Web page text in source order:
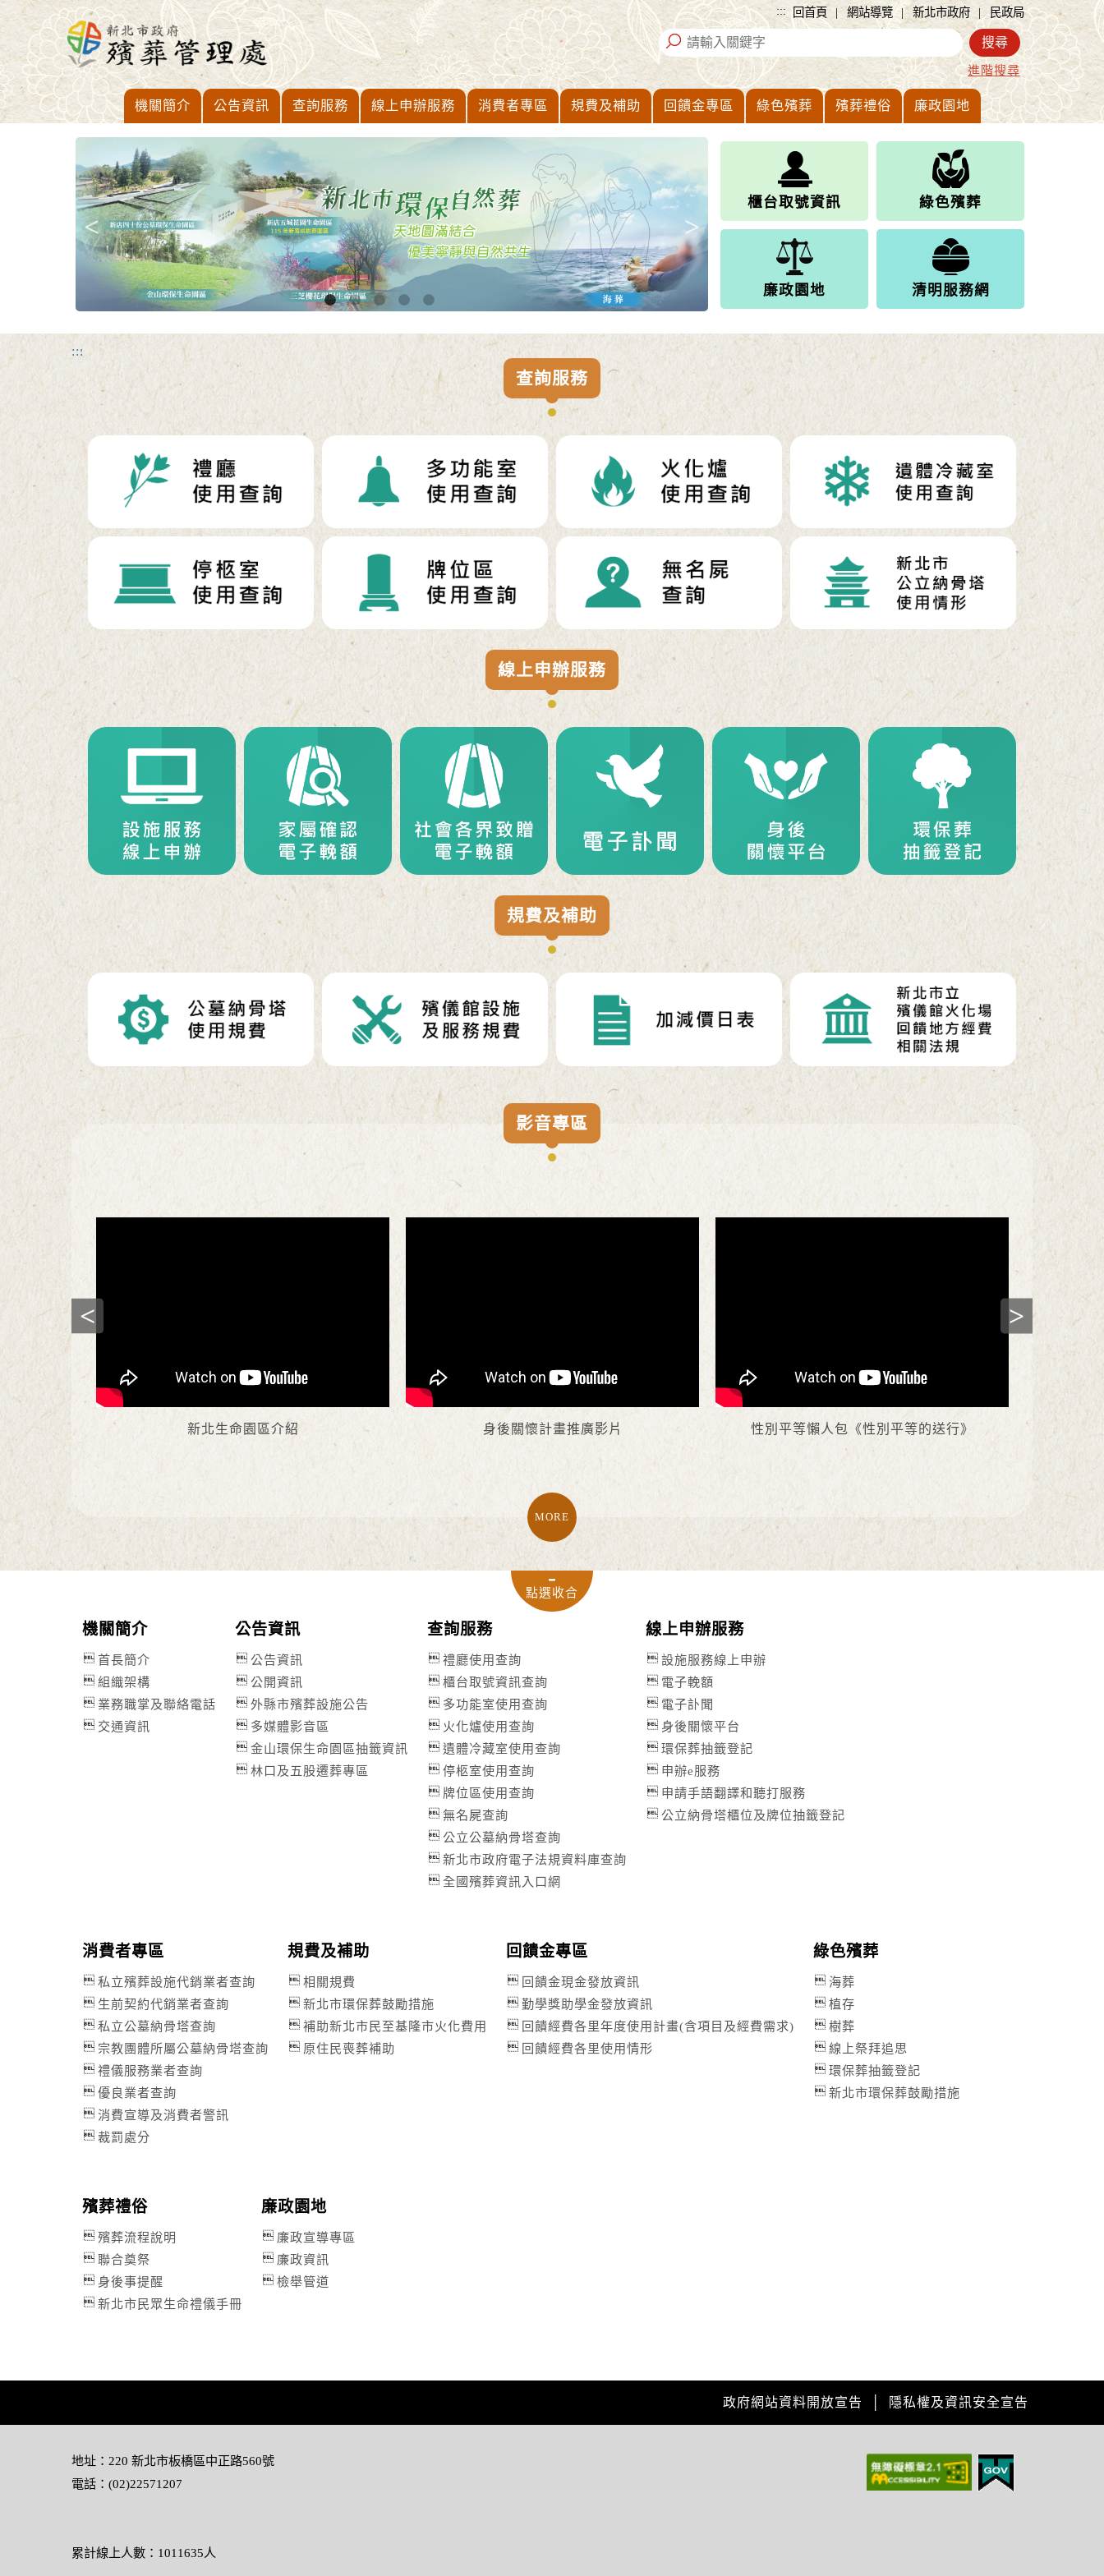
進入內容區塊 ::: 回首頁 | 網站導覽 | 新北市政府 | 民政局
進階搜尋
機關簡介 公告資訊 查詢服務 線上申辦服務 消費者專區 規費及補助 回饋金專區 綠色殯葬 殯葬禮俗 廉政園地
櫃台取號資訊 綠色殯葬
廉政園地 清明服務網
:::
查詢服務
線上申辦服務
規費及補助
影音專區
新北生命園區介紹 身後關懷計畫推廣影片 性別平等懶人包《性別平等的送行》 中天-
MORE
機關簡介
首長簡介
組織架構
業務職掌及聯絡電話
交通資訊
公告資訊
公告資訊
公開資訊
外縣市殯葬設施公告
多媒體影音區
金山環保生命園區抽籤資訊
林口及五股遷葬專區
查詢服務
禮廳使用查詢
櫃台取號資訊查詢
多功能室使用查詢
火化爐使用查詢
遺體冷藏室使用查詢
停柩室使用查詢
牌位區使用查詢
無名屍查詢
公立公墓納骨塔查詢
新北市政府電子法規資料庫查詢
全國殯葬資訊入口網
線上申辦服務
設施服務線上申辦
電子輓額
電子訃聞
身後關懷平台
環保葬抽籤登記
申辦e服務
申請手語翻譯和聽打服務
公立納骨塔櫃位及牌位抽籤登記
消費者專區
私立殯葬設施代銷業者查詢
生前契約代銷業者查詢
私立公墓納骨塔查詢
宗教團體所屬公墓納骨塔查詢
禮儀服務業者查詢
優良業者查詢
消費宣導及消費者警訊
裁罰處分
規費及補助
相關規費
新北市環保葬鼓勵措施
補助新北市民至基隆市火化費用
原住民喪葬補助
回饋金專區
回饋金現金發放資訊
勤學獎助學金發放資訊
回饋經費各里年度使用計畫(含項目及經費需求)
回饋經費各里使用情形
綠色殯葬
海葬
植存
樹葬
線上祭拜追思
環保葬抽籤登記
新北市環保葬鼓勵措施
殯葬禮俗
殯葬流程說明
聯合奠祭
身後事提醒
新北市民眾生命禮儀手冊
廉政園地
廉政宣導專區
廉政資訊
檢舉管道
政府網站資料開放宣告 隱私權及資訊安全宣告
地址：220 新北市板橋區中正路560號
電話：(02)22571207
累計線上人數：1011635人